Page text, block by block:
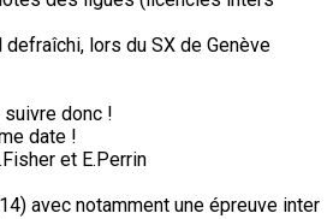
lors du SX de Genève
donc !
date !
et E.Perrin
avec notamment une épreuve inter